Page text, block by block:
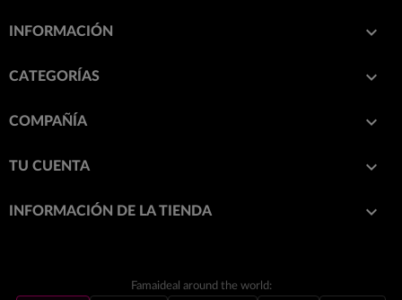
INFORMACIÓN 
CATEGORÍAS 
COMPAÑÍA 
TU CUENTA 
INFORMACIÓN DE LA TIENDA keyboard_arrow_down
Famaideal around the world: